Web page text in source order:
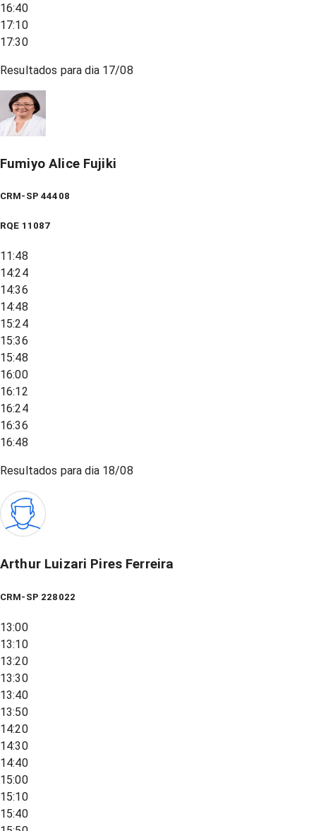
16:40
17:10
17:30
Resultados para dia 17/08
Fumiyo Alice Fujiki
CRM-SP 44408
RQE 11087
11:48
14:24
14:36
14:48
15:24
15:36
15:48
16:00
16:12
16:24
16:36
16:48
Resultados para dia 18/08
Arthur Luizari Pires Ferreira
CRM-SP 228022
13:00
13:10
13:20
13:30
13:40
13:50
14:20
14:30
14:40
15:00
15:10
15:40